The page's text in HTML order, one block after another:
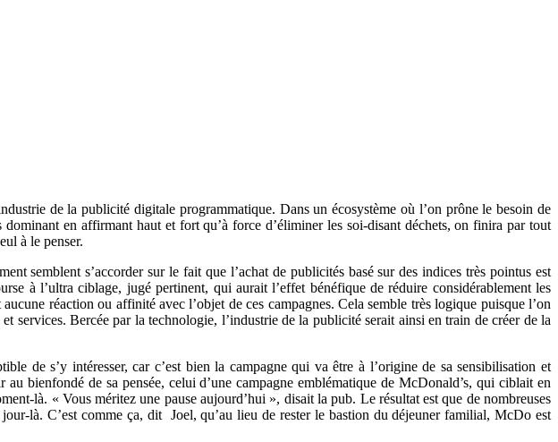
de la publicité digitale programmatique. Dans un écosystème où l’on prône le besoin de
en affirmant haut et fort qu’à force d’éliminer les soi-disant déchets, on finira par tout
à le penser.
semblent s’accorder sur le fait que l’achat de publicités basé sur des indices très pointus est
à l’ultra ciblage, jugé pertinent, qui aurait l’effet bénéfique de réduire considérablement les
réaction ou affinité avec l’objet de ces campagnes. Cela semble très logique puisque l’on
services. Bercée par la technologie, l’industrie de la publicité serait ainsi en train de créer de la
de s’y intéresser, car c’est bien la campagne qui va être à l’origine de sa sensibilisation et
bienfondé de sa pensée, celui d’une campagne emblématique de McDonald’s, qui ciblait en
là. « Vous méritez une pause aujourd’hui », disait la pub. Le résultat est que de nombreuses
là. C’est comme ça, dit Joel, qu’au lieu de rester le bastion du déjeuner familial, McDo est